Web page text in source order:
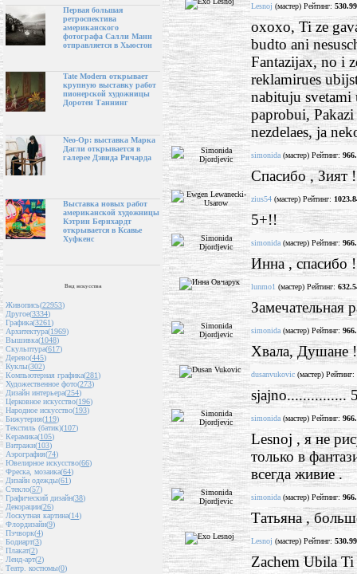
Первая большая
ретроспектива
американского
фотографа Салли Манн
отправляется в Хьюстон
Tate Modern открывает
крупную выставку работ
пионерской художницы
Доротеи Таннинг
Neo-Op: выставка Марка
Дагли открывается в
галерее Дэвида Ричарда
Выставка новых работ
американской художницы
Кэтрин Бернхардт
открывается в Ксавье
Хуфкенс
Вид искусства
Живопись(22953)
Другое(3334)
Графика(3261)
Архитектура(1969)
Вышивка(1048)
Скульптура(617)
Дерево(445)
Куклы(302)
Компьютерная графика(281)
Художественное фото(273)
Дизайн интерьера(254)
Церковное искусство(196)
Народное искусство(193)
Бижутерия(119)
Текстиль (батик)(107)
Керамика(105)
Витражи(103)
Аэрография(74)
Ювелирное искусство(66)
Фреска, мозаика(64)
Дизайн одежды(61)
Стекло(57)
Графический дизайн(38)
Декорации(26)
Лоскутная картина(14)
Флордизайн(9)
Пэчворк(4)
Бодиарт(3)
Плакат(2)
Ленд-арт(2)
Театр. костюмы(0)
Lesnoj (мастер) Рейтинг: 530.99
oxoxo, Ti ze
budto ani
Fantazijax, no i
reklamirues
nabituju
paprobui,
nezdelaes, ja
simonida (мастер) Рейтинг:
Спасибо , Зият !
zius54 (мастер) Рейтинг:
5+!!
simonida (мастер) Рейтинг:
Инна , спасибо !
lunmo1 (мастер) Рейтинг:
Замечательная
simonida (мастер) Рейтинг:
Хвала, Душане !
dusanvukovic (мастер) Рейтинг:
sjajno...............
simonida (мастер) Рейтинг:
Lesnoj , я не
только в
всегда живие .
simonida (мастер) Рейтинг:
Татьяна ,
Lesnoj (мастер) Рейтинг: 530.99
Zachem Ubila Ti